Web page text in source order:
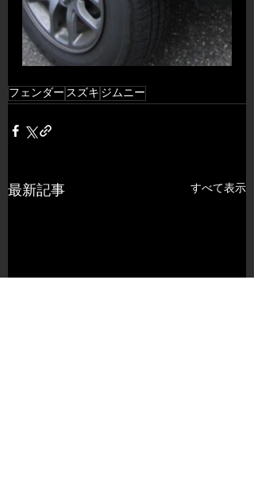
フェンダー スズキ ジムニー
最新記事 すべて表示